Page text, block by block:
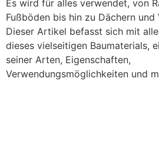
Es wird für alles verwendet, von
Fußböden bis hin zu Dächern und
Dieser Artikel befasst sich mit
dieses vielseitigen Baumaterials,
seiner Arten, Eigenschaften,
Verwendungsmöglichkeiten und